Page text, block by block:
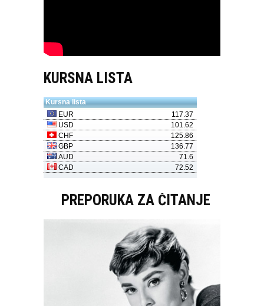
KURSNA LISTA
PREPORUKA ZA ČITANJE